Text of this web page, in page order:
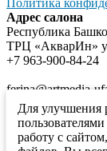
Для улучшения
работу с
Политика
Адрес салона
Республика
ТРЦ «АкварИн»
+7 963-900-84-24
ferina@artmedia-
vk.com/